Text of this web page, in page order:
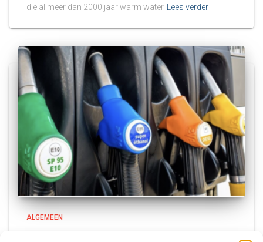
die al meer dan 2000 jaar warm water
Lees verder
ALGEMEEN